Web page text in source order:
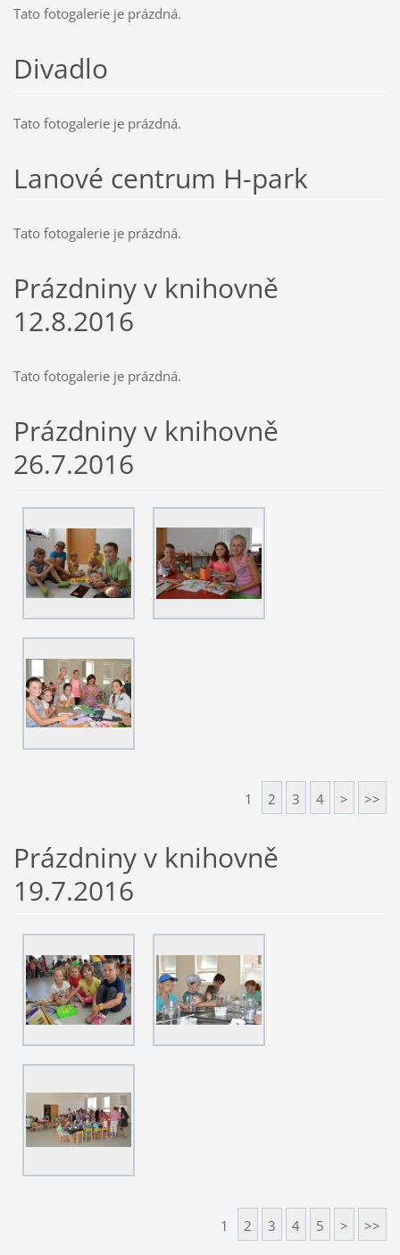
Tato fotogalerie je prázdná.
Divadlo
Tato fotogalerie je prázdná.
Lanové centrum H-park
Tato fotogalerie je prázdná.
Prázdniny v knihovně
12.8.2016
Tato fotogalerie je prázdná.
Prázdniny v knihovně
26.7.2016
1 2 3 4 > >>
Prázdniny v knihovně
19.7.2016
1 2 3 4 5 > >>